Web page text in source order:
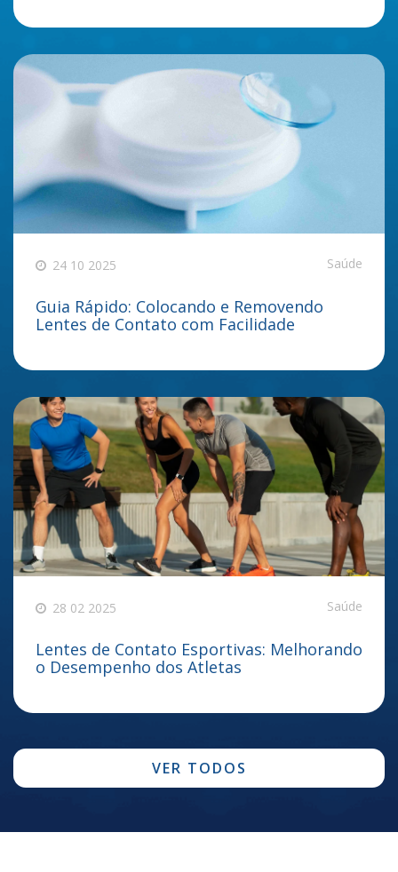
24 10 2025 Saúde
Guia Rápido: Colocando e Removendo
Lentes de Contato com Facilidade
28 02 2025 Saúde
Lentes de Contato Esportivas: Melhorando
o Desempenho dos Atletas
VER TODOS